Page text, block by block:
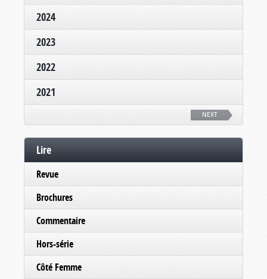
2024
2023
2022
2021
NEXT
Lire
Revue
Brochures
Commentaire
Hors-série
Côté Femme